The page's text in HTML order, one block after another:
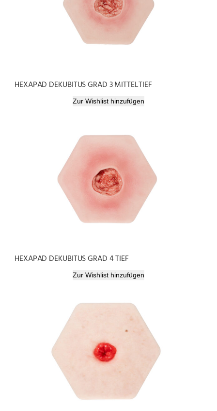
HEXAPAD DEKUBITUS GRAD 3 MITTELTIEF
Zur Wishlist hinzufügen
HEXAPAD DEKUBITUS GRAD 4 TIEF
Zur Wishlist hinzufügen